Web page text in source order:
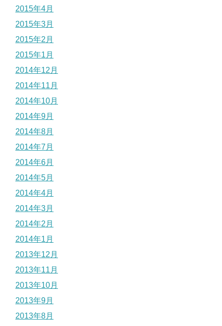
2015年4月
2015年3月
2015年2月
2015年1月
2014年12月
2014年11月
2014年10月
2014年9月
2014年8月
2014年7月
2014年6月
2014年5月
2014年4月
2014年3月
2014年2月
2014年1月
2013年12月
2013年11月
2013年10月
2013年9月
2013年8月